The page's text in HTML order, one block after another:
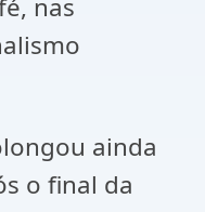
nas
ainda
o final da